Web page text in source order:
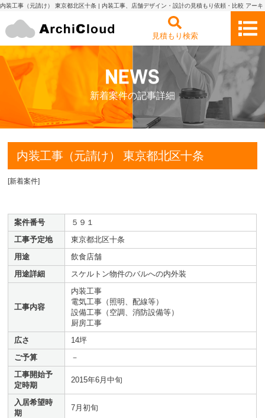
内装工事（元請け） 東京都北区十条 | 内装工事、店舗デザイン・設計の見積もり依頼・比較 アーキ
見積もり検索
新着案件の記事詳細
内装工事（元請け） 東京都北区十条
[新着案件]
案件番号
５９１
工事予定地
東京都北区十条
用途
飲食店舗
用途詳細
スケルトン物件のバルへの内外装
工事内容
内装工事
電気工事（照明、配線等）
設備工事（空調、消防設備等）
厨房工事
広さ
14坪
ご予算
－
工事開始予
定時期
2015年6月中旬
入居希望時
期
7月初旬